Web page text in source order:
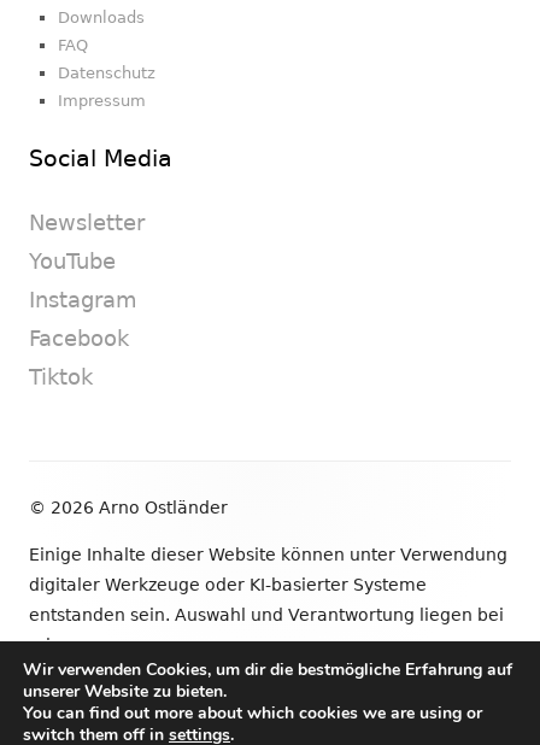
Downloads
FAQ
Datenschutz
Impressum
Social Media
Newsletter
YouTube
Instagram
Facebook
Tiktok
© 2026 Arno Ostländer
Einige Inhalte dieser Website können unter Verwendung
digitaler Werkzeuge oder KI-basierter Systeme
entstanden sein. Auswahl und Verantwortung liegen bei
mir.
•VerwendetTiny Framework
Wir verwenden Cookies, um dir die bestmögliche Erfahrung auf
unserer Website zu bieten.
You can find out more about which cookies we are using or
switch them off in settings.